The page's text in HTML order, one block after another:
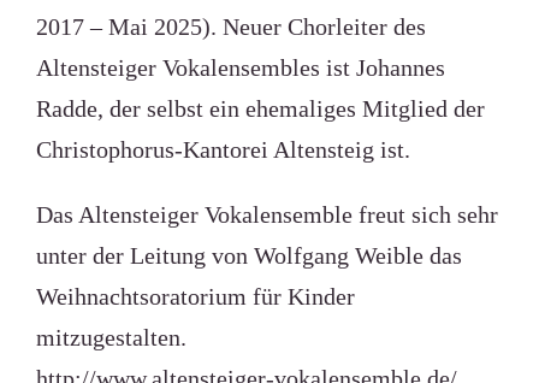
2017 – Mai 2025). Neuer Chorleiter des
Altensteiger Vokalensembles ist Johannes
Radde, der selbst ein ehemaliges Mitglied der
Christophorus-Kantorei Altensteig ist.
Das Altensteiger Vokalensemble freut sich sehr
unter der Leitung von Wolfgang Weible das
Weihnachtsoratorium für Kinder
mitzugestalten.